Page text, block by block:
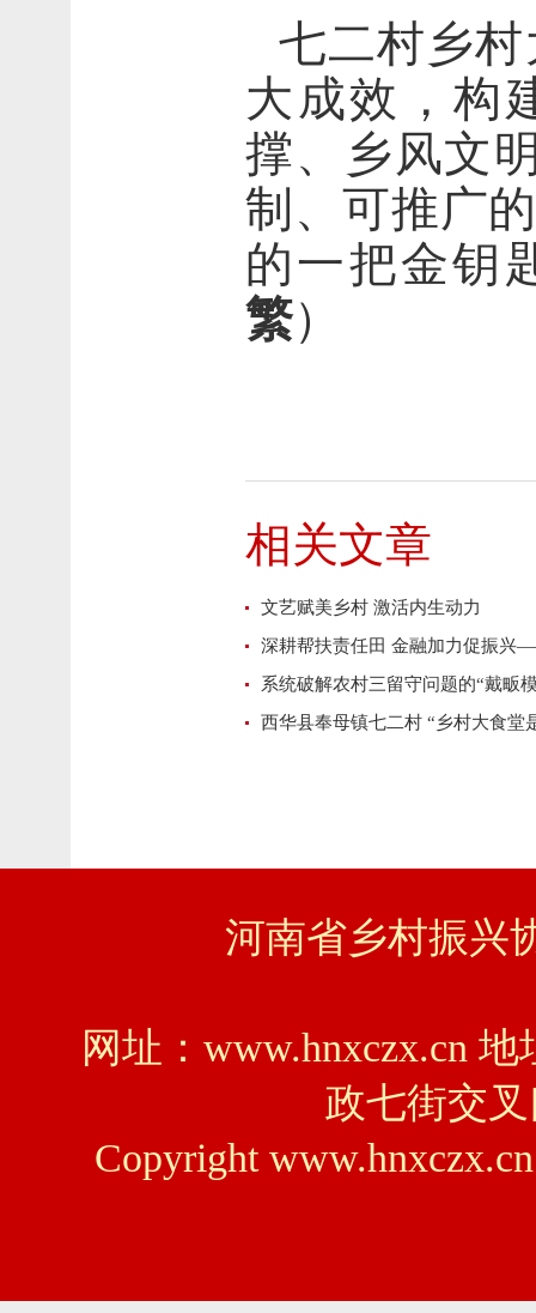
七二村乡
大成效，构
撑、乡风文
制、可推广
的一把金钥
繁）
相关文章
文艺赋美乡村 激活内生动力
深耕帮扶责任田 金融加力促振兴
系统破解农村三留守问题的“戴畈
西华县奉母镇七二村 “乡村大食堂
河南省乡村振兴
网址：www.hnxczx.cn
政七街交
Copyright